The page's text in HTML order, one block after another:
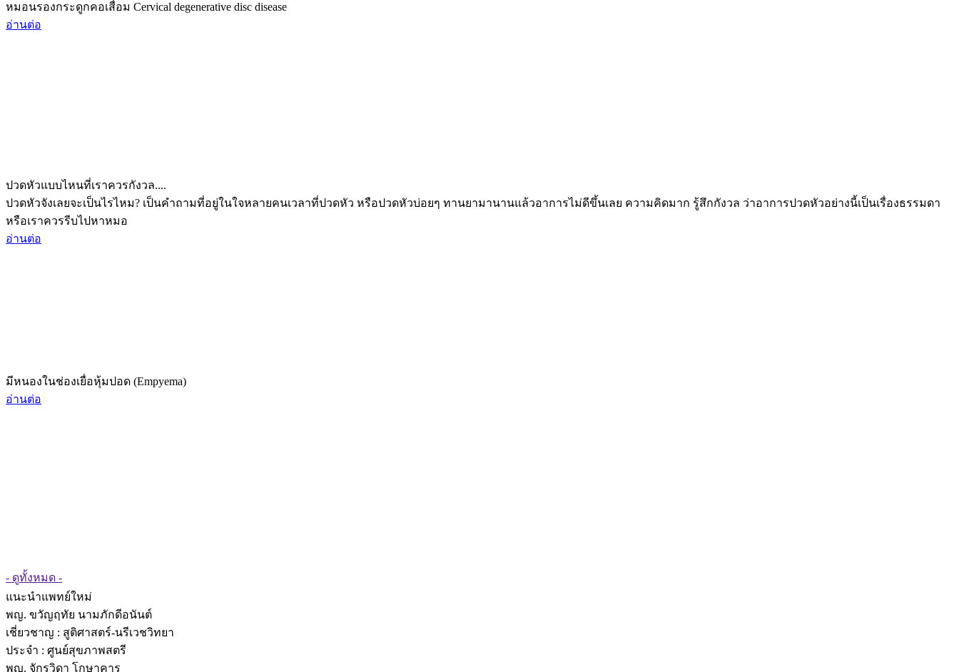
หมอนรองกระดูกคอเสื่อม Cervical degenerative disc disease
อ่านต่อ
ปวดหัวแบบไหนที่เราควรกังวล....
ปวดหัวจังเลยจะเป็นไรไหม? เป็นคำถามที่อยู่ในใจหลายคนเวลาที่ปวดหัว หรือปวดหัวบ่อยๆ ทานยามานานแล้วอาการไม่ดีขึ้นเลย ความคิดมาก รู้สึกกังวล ว่าอาการปวดหัวอย่างนี้เป็นเรื่องธรรมดา
หรือเราควรรีบไปหาหมอ
อ่านต่อ
มีหนองในช่องเยื่อหุ้มปอด (Empyema)
อ่านต่อ
- ดูทั้งหมด -
แนะนำแพทย์ใหม่
พญ. ขวัญฤทัย นามภักดีอนันต์
เชี่ยวชาญ : สูติศาสตร์-นรีเวชวิทยา
ประจำ : ศูนย์สุขภาพสตรี
พญ. จักรวิดา โกษาคาร